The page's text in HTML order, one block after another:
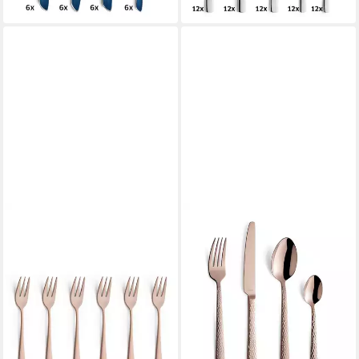
lieferbar - in 2-3 Werktagen bei dir lieferbar - in 2-3 Werktagen bei dir